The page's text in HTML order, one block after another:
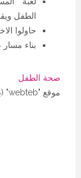
الطفل
حاولوا
بناء
صحة الطفل
موقع "webteb" (بتصرّف)